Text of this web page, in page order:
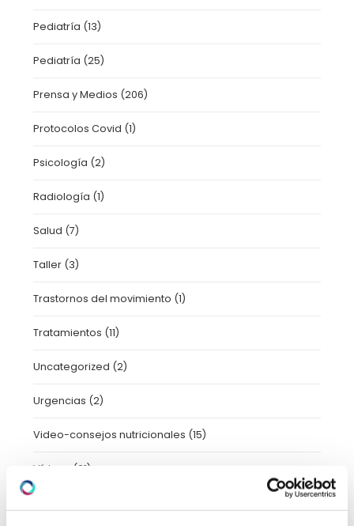
Pediatría (13)
Pediatría (25)
Prensa y Medios (206)
Protocolos Covid (1)
Psicología (2)
Radiología (1)
Salud (7)
Taller (3)
Trastornos del movimiento (1)
Tratamientos (11)
Uncategorized (2)
Urgencias (2)
Video-consejos nutricionales (15)
Vídeos (21)